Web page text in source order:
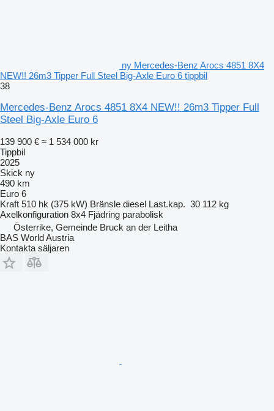
ny Mercedes-Benz Arocs 4851 8X4
NEW!! 26m3 Tipper Full Steel Big-Axle Euro 6 tippbil
38
Mercedes-Benz Arocs 4851 8X4 NEW!! 26m3 Tipper Full
Steel Big-Axle Euro 6
139 900 € ≈ 1 534 000 kr
Tippbil
2025
Skick ny
490 km
Euro 6
Kraft 510 hk (375 kW) Bränsle diesel Last.kap. 30 112 kg
Axelkonfiguration 8x4 Fjädring parabolisk
Österrike, Gemeinde Bruck an der Leitha
BAS World Austria
Kontakta säljaren